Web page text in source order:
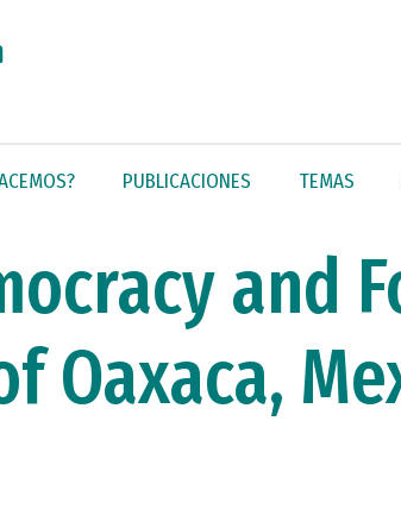
PUBLICACIONES TEMAS
and
Oaxaca,